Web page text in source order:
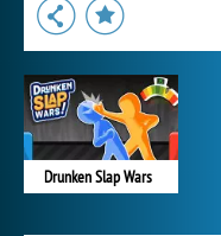
Drunken Slap Wars